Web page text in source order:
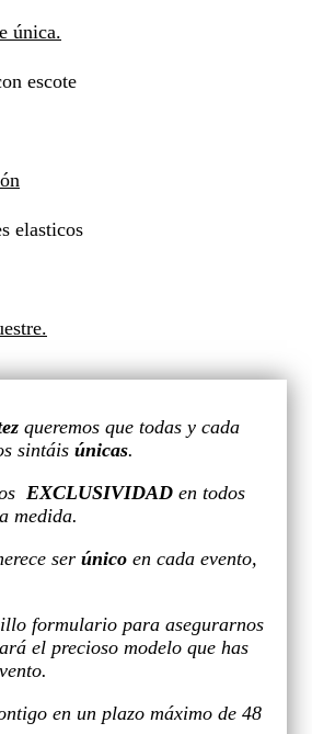
única.
queremos que todas y cada
sintáis únicas.
EXCLUSIVIDAD en todos
medida.
ser único en cada evento,
formulario para asegurarnos
el precioso modelo que has
en un plazo máximo de 48